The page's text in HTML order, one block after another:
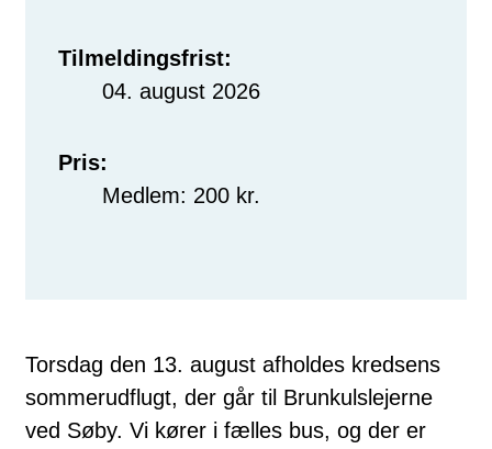
Tilmeldingsfrist:
04. august 2026
Pris:
Medlem: 200 kr.
Torsdag den 13. august afholdes kredsens
sommerudflugt, der går til Brunkulslejerne
ved Søby. Vi kører i fælles bus, og der er